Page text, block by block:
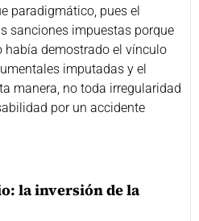
paradigmático, pues el
sanciones impuestas porque
demostrado el vínculo
imputadas y el
manera, no toda irregularidad
por un accidente
la inversión de la